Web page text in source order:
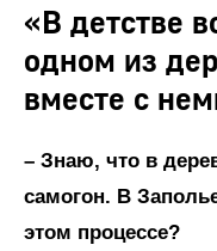
«В детстве
одном из
вместе с
– Знаю, что в
самогон. В
этом процессе?